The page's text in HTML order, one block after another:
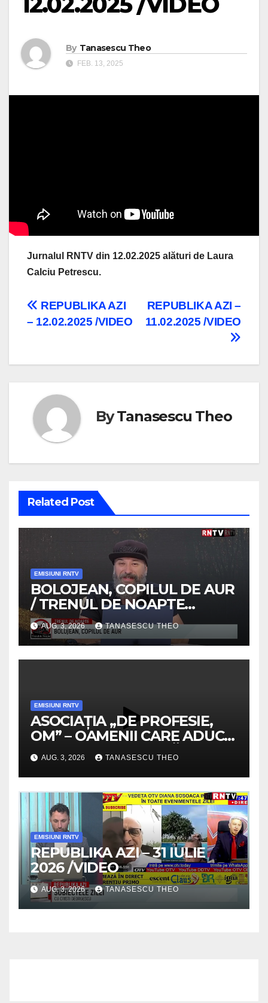
By Tanasescu Theo
FEB. 13, 2025
Jurnalul RNTV din 12.02.2025 alături de Laura
Calciu Petrescu.
Navigare
articole
REPUBLIKA AZI –
11.02.2025 /VIDEO
REPUBLIKA AZI
– 12.02.2025 /VIDEO
ByTanasescu Theo
Related Post
EMISIUNI RNTV
BOLOJEAN, COPILUL DE AUR
/ TRENUL DE NOAPTE
/VIDEO
AUG. 3, 2026 TANASESCU THEO
EMISIUNI RNTV
ASOCIAȚIA „DE PROFESIE,
OM” – OAMENII CARE ADUC
VALOARE COMUNITĂȚII /
SECRETELE SUCCESULUI
/VIDEO
AUG. 3, 2026 TANASESCU THEO
EMISIUNI RNTV
REPUBLIKA AZI – 31 IULIE
2026 /VIDEO
AUG. 3, 2026 TANASESCU THEO